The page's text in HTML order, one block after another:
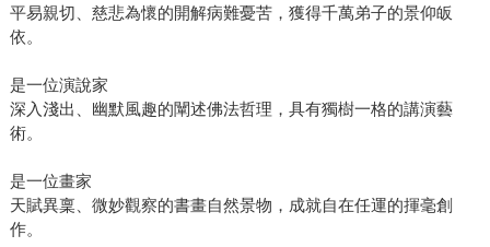
平易親切、慈悲為懷的開解病難憂苦，獲得千萬弟子的景仰皈
依。
是一位演說家
深入淺出、幽默風趣的闡述佛法哲理，具有獨樹一格的講演藝
術。
是一位畫家
天賦異稟、微妙觀察的書畫自然景物，成就自在任運的揮毫創
作。